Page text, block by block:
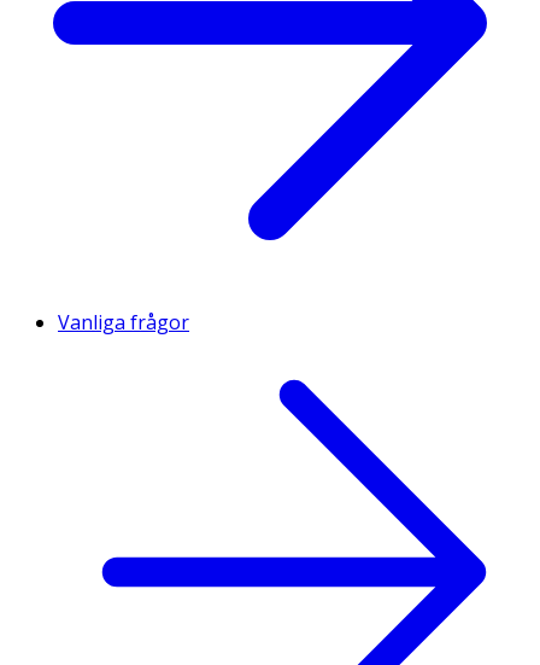
Vanliga frågor